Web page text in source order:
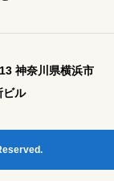
神奈川県横浜市
ビル